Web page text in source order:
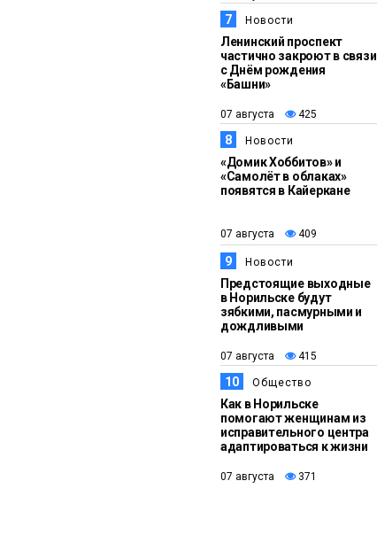
7 Новости
Ленинский проспект
частично закроют в связи
с Днём рождения
«Башни»
07 августа 425
8 Новости
«Домик Хоббитов» и
«Самолёт в облаках»
появятся в Кайеркане
07 августа 409
9 Новости
Предстоящие выходные
в Норильске будут
зябкими, пасмурными и
дождливыми
07 августа 415
10 Общество
Как в Норильске
помогают женщинам из
исправительного центра
адаптироваться к жизни
07 августа 371